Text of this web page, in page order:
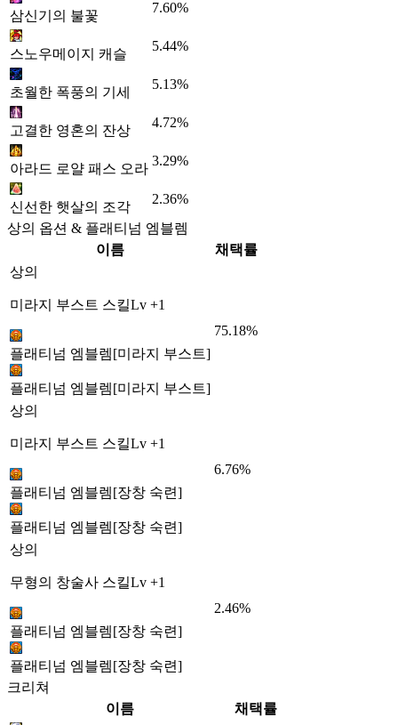
삼신기의 불꽃
7.60%
스노우메이지 캐슬
5.44%
초월한 폭풍의 기세
5.13%
고결한 영혼의 잔상
4.72%
아라드 로얄 패스 오라
3.29%
신선한 햇살의 조각
2.36%
상의 옵션 & 플래티넘 엠블렘
이름
채택률
상의
미라지 부스트 스킬Lv +1
플래티넘 엠블렘[미라지 부스트]
플래티넘 엠블렘[미라지 부스트]
75.18%
상의
미라지 부스트 스킬Lv +1
플래티넘 엠블렘[장창 숙련]
플래티넘 엠블렘[장창 숙련]
6.76%
상의
무형의 창술사 스킬Lv +1
플래티넘 엠블렘[장창 숙련]
플래티넘 엠블렘[장창 숙련]
2.46%
크리쳐
이름
채택률